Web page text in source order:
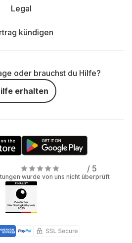
Legal
kündigen
oder brauchst du Hilfe?
erhalten
/ 5
wurde von uns nicht überprüft